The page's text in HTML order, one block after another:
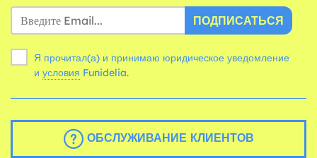
ПОДПИСАТЬСЯ
Я прочитал(а) и принимаю юридическое уведомление
и условия Funidelia.
ОБСЛУЖИВАНИЕ КЛИЕНТОВ